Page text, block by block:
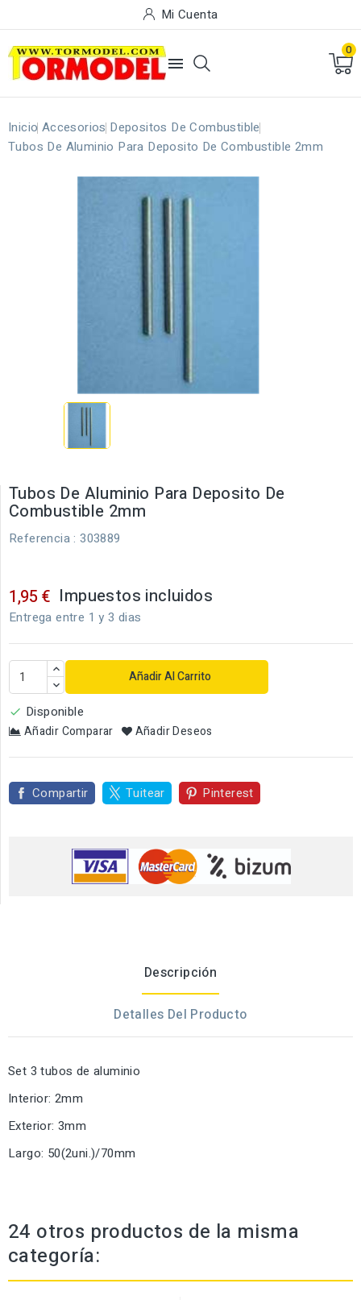
Mi Cuenta

0
Inicio Accesorios Depositos De Combustible
Tubos De Aluminio Para Deposito De Combustible 2mm
Tubos De Aluminio Para Deposito De
Combustible 2mm
Referencia : 303889
1,95 € Impuestos incluidos
Entrega entre 1 y 3 dias
Añadir Al Carrito
 Disponible
Añadir Comparar Añadir Deseos
Compartir Tuitear Pinterest
Descripción
Detalles Del Producto
Set 3 tubos de aluminio
Interior: 2mm
Exterior: 3mm
Largo: 50(2uni.)/70mm
24 otros productos de la misma
categoría: